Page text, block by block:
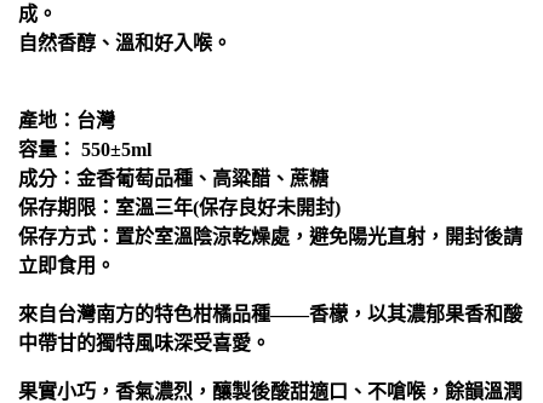
成。
自然香醇、溫和好入喉。
產地：台灣
容量： 550±5ml
成分：金香葡萄品種、高粱醋、蔗糖
保存期限：室溫三年(保存良好未開封)
保存方式：置於室溫陰涼乾燥處，避免陽光直射，開封後請
立即食用。
來自台灣南方的特色柑橘品種——香檬，以其濃郁果香和酸
中帶甘的獨特風味深受喜愛。
果實小巧，香氣濃烈，釀製後酸甜適口、不嗆喉，餘韻溫潤